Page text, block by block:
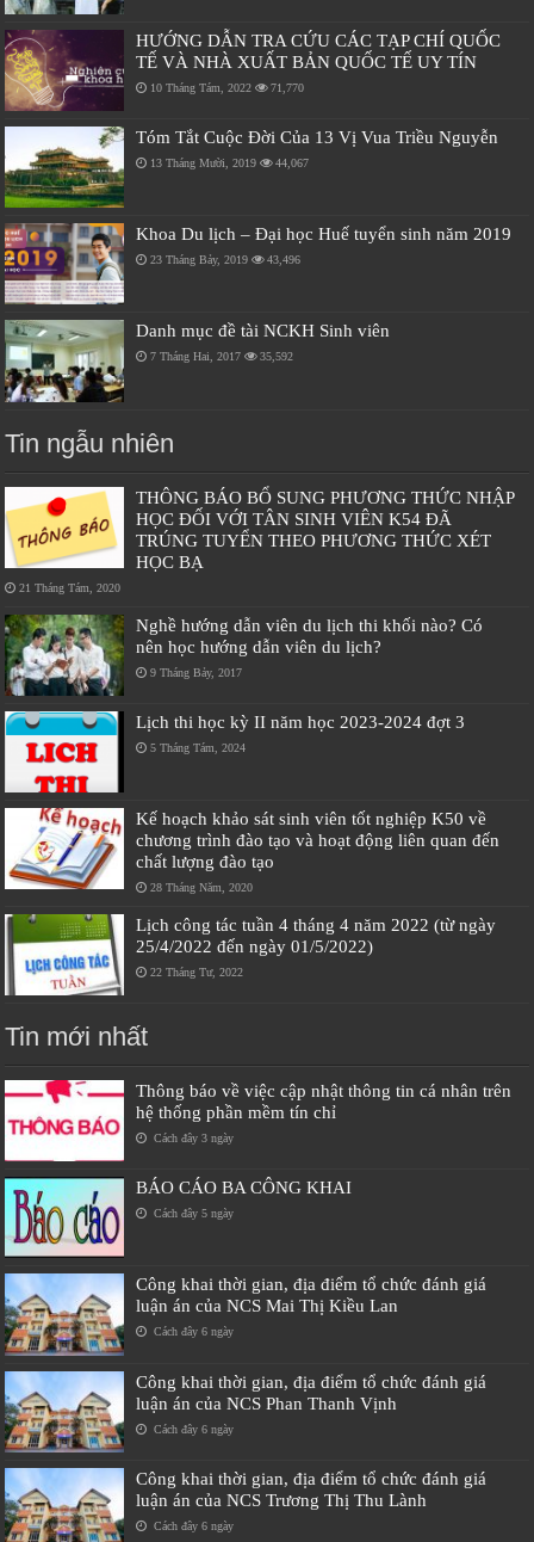
HƯỚNG DẪN TRA CỨU CÁC TẠP CHÍ QUỐC
TẾ VÀ NHÀ XUẤT BẢN QUỐC TẾ UY TÍN
10 Tháng Tám, 2022 71,770
Tóm Tắt Cuộc Đời Của 13 Vị Vua Triều Nguyễn
13 Tháng Mười, 2019 44,067
Khoa Du lịch – Đại học Huế tuyển sinh năm 2019
23 Tháng Bảy, 2019 43,496
Danh mục đề tài NCKH Sinh viên
7 Tháng Hai, 2017 35,592
Tin ngẫu nhiên
THÔNG BÁO BỔ SUNG PHƯƠNG THỨC NHẬP
HỌC ĐỐI VỚI TÂN SINH VIÊN K54 ĐÃ
TRÚNG TUYỂN THEO PHƯƠNG THỨC XÉT
HỌC BẠ
21 Tháng Tám, 2020
Nghề hướng dẫn viên du lịch thi khối nào? Có
nên học hướng dẫn viên du lịch?
9 Tháng Bảy, 2017
Lịch thi học kỳ II năm học 2023-2024 đợt 3
5 Tháng Tám, 2024
Kế hoạch khảo sát sinh viên tốt nghiệp K50 về
chương trình đào tạo và hoạt động liên quan đến
chất lượng đào tạo
28 Tháng Năm, 2020
Lịch công tác tuần 4 tháng 4 năm 2022 (từ ngày
25/4/2022 đến ngày 01/5/2022)
22 Tháng Tư, 2022
Tin mới nhất
Thông báo về việc cập nhật thông tin cá nhân trên
hệ thống phần mềm tín chỉ
Cách đây 3 ngày
BÁO CÁO BA CÔNG KHAI
Cách đây 5 ngày
Công khai thời gian, địa điểm tổ chức đánh giá
luận án của NCS Mai Thị Kiều Lan
Cách đây 6 ngày
Công khai thời gian, địa điểm tổ chức đánh giá
luận án của NCS Phan Thanh Vịnh
Cách đây 6 ngày
Công khai thời gian, địa điểm tổ chức đánh giá
luận án của NCS Trương Thị Thu Lành
Cách đây 6 ngày